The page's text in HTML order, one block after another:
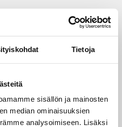
Tietoja
sisällön ja mainosten
median ominaisuuksien
analysoimiseen. Lisäksi
English